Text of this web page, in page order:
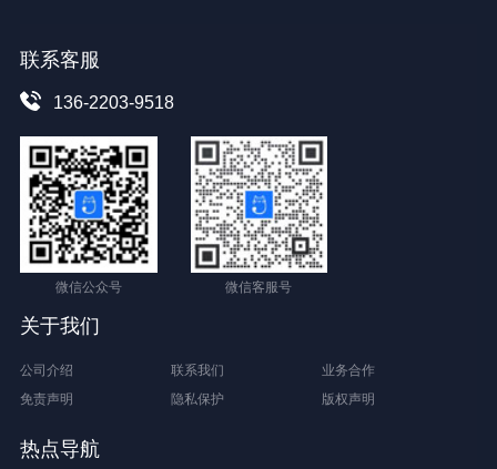
联系客服
136-2203-9518
微信公众号 微信客服号
关于我们
公司介绍 联系我们
业务合作
免责声明
隐私保护 版权声明
热点导航